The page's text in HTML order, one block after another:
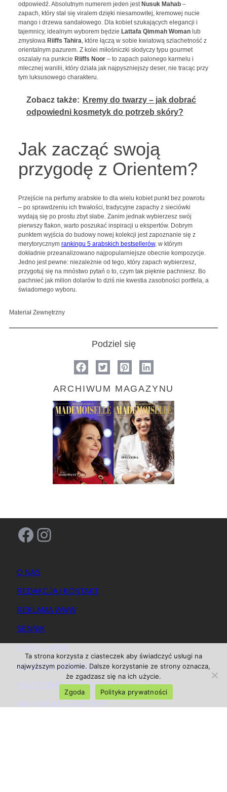
odpowiedź. Absolutnym numerem jeden jest Nusuk Mahab–
zapach, który stał się viralem dzięki niesamowitej, kremowej nucie
mango i drzewa sandałowego. Dla kobiet szukających elegancji i
tajemnicy, idealnym wyborem będzie Lattafa Qimmah Womanlub
zmysłowa Riiffs Tahira, które łączą w sobie kwiatową szlachetność z
orientalnym pazurem. Z kolei miłośniczki słodyczy typu gourmet
oszalały na punkcie Riiffs Noor– to zapach palonego karmelu i
mlecznej wanilii, który działa jak najpyszniejszy deser, nie tracąc przy
tym luksusowego charakteru.
Zobacz także: Kremy do twarzy – jak dobrać
odpowiedni kosmetyk do potrzeb skóry?
Jak zacząć swoją
przygodę z Orientem?
Przejście na perfumy arabskie to dla wielu kobiet punkt bez powrotu
– po sprawdzeniu ich trwałości, tradycyjne zapachy z sieciówki
wydają się po prostu zbyt słabe. Zanim jednak wybierzesz swój
pierwszy flakon, warto poszukać inspiracji u ekspertów. Dobrym
punktem wyjścia do budowy nowej kolekcji jest zapoznanie się z
merytorycznym rankingu 5 arabskich bestsellerów, w którym
dokładnie przeanalizowano najpopularniejsze obecnie kompozycje.
Jedno jest pewne: niezależnie od tego, który zapach wybierzesz,
przygotuj się na mnóstwo pytań o to, czym tak pięknie pachniesz. Bo
pachnieć jak milion dolarów to dziś nie kwestia zasobności portfela, a
świadomego wyboru.
Materiał Zewnętrzny
Podziel się
ARCHIWUM MAGAZYNU
Facebook Instagram
O NAS
REDAKCJA / KONTAKT
REKLAMA WWW
SENNIK
KSIĘGA IMION
KAMIENIE I MINERAŁY
KOLOROWANKI DO DRUKU
ARCHIWUM CZASOPISM
Ta strona korzysta z ciasteczek aby świadczyć usługi na
najwyższym poziomie. Dalsze korzystanie ze strony oznacza,
że zgadzasz się na ich użycie.
Zgoda
Polityka prywatności